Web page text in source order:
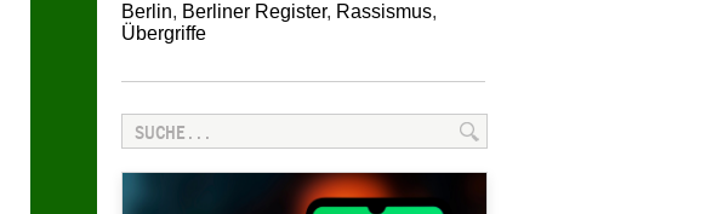
Berlin, Berliner Register, Rassismus,
Übergriffe